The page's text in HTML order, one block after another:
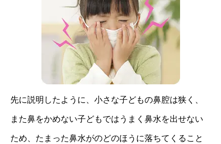
先に説明したように、小さな子どもの鼻腔は狭く、
また鼻をかめない子どもではうまく鼻水を出せない
ため、たまった鼻水がのどのほうに落ちてくること